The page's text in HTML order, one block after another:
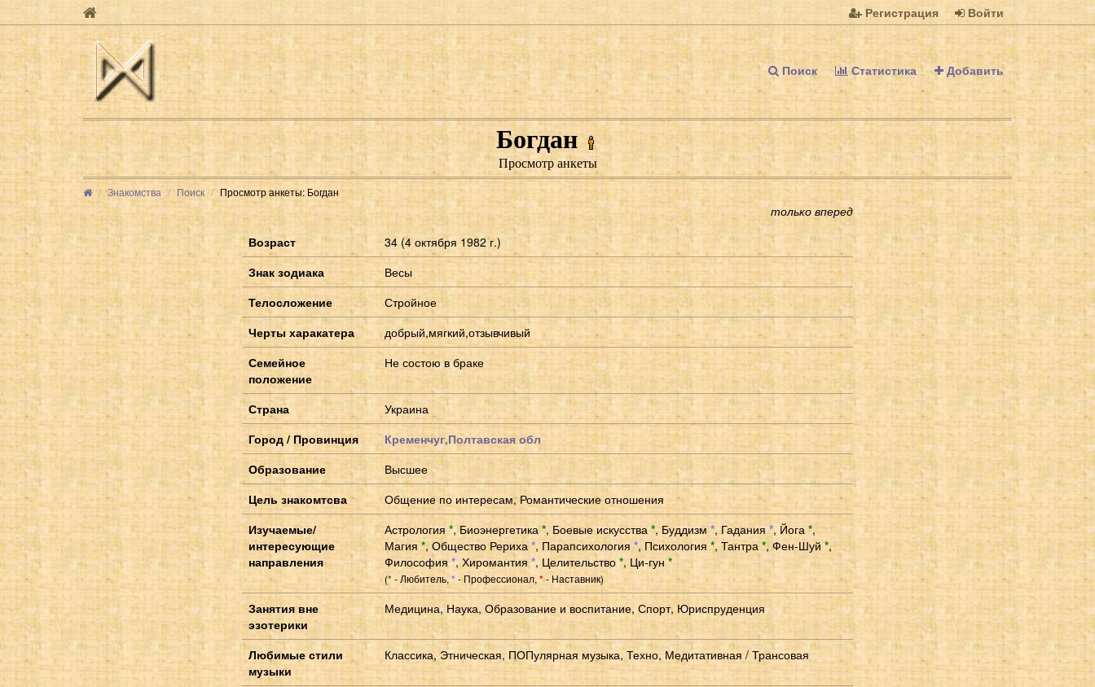
Регистрация Войти
Поиск Статистика Добавить
Богдан
Просмотр анкеты
Знакомства Поиск Просмотр анкеты: Богдан
только вперед
Возраст
34 (4 октября 1982 г.)
Знак зодиака
Весы
Телосложение
Стройное
Черты харакатера
добрый,мягкий,отзывчивый
Семейное
положение
Не состою в браке
Страна
Украина
Город / Провинция
Кременчуг,Полтавская обл
Образование
Высшее
Цель знакомтсва
Общение по интересам, Романтические отношения
Изучаемые/
интересующие
направления
Астрология*,Биоэнергетика*, Боевые искусства *, Буддизм *, Гадания*,Йога *,
Магия*,Общество Рериха *, Парапсихология *, Психология *, Тантра*, Фен-Шуй *,
Философия *, Хиромантия*, Целительство*, Ци-гун*
(*- Любитель, * - Профессионал, *- Наставник)
Занятия вне
эзотерики
Медицина, Наука, Образование и воспитание, Спорт, Юриспруденция
Любимые стили
музыки
Классика, Этническая, ПОПулярная музыка, Техно, Медитативная / Трансовая